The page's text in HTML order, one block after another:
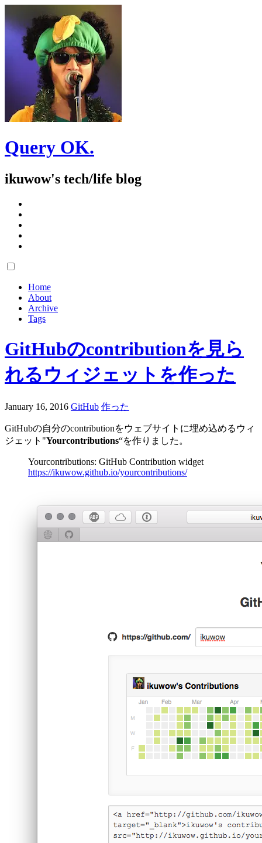
Query OK.
ikuwow's tech/life blog
Home
About
Archive
Tags
GitHubのcontributionを見ら
れるウィジェットを作った
January 16, 2016 GitHub 作った
GitHubの自分のcontributionをウェブサイトに埋め込めるウィ
ジェット"Yourcontributions“を作りました。
Yourcontributions: GitHub Contribution widget
https://ikuwow.github.io/yourcontributions/